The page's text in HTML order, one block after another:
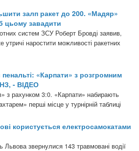
залп ракет до 200. «Мадяр»
цьому завадити
систем ЗСУ Роберт Бровді заявив,
наростити можливості ракетних
«Карпати» з розгромним
- ВІДЕО
з рахунком 3:0. «Карпати» набирають
перші місце у турнірній таблиці
користується електросамокатами
Львова звернулися 143 травмовані водії